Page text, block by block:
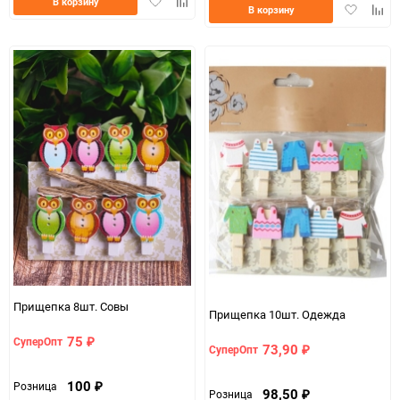
Добавить
В корзину
Прищепка 8шт. Совы
СуперОпт 75 ₽
Розница 100 ₽
Прищепка 10шт. Одежда
СуперОпт 73,90 ₽
Розница 98,50 ₽